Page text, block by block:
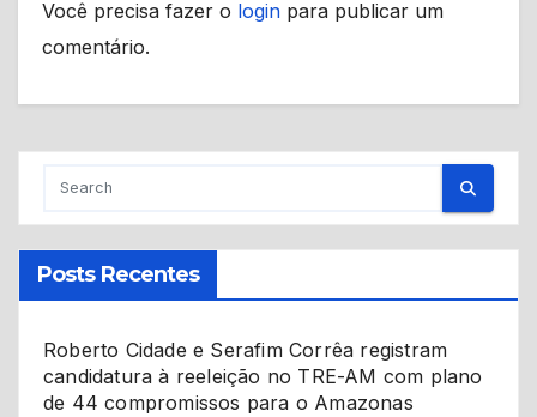
Você precisa fazer o login para publicar um
comentário.
Posts Recentes
Roberto Cidade e Serafim Corrêa registram
candidatura à reeleição no TRE-AM com plano
de 44 compromissos para o Amazonas